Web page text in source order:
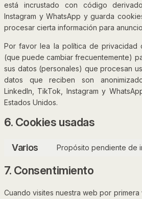
está incrustado con código
Instagram y WhatsApp y guarda
procesar cierta información para
Por favor lea la política de privacidad
(que puede cambiar frecuentemente)
sus datos (personales) que procesan
datos que reciben son
LinkedIn, TikTok, Instagram y
Estados Unidos.
6. Cookies usadas
Varios Propósito pendiente de
7. Consentimiento
Cuando visites nuestra web por primera